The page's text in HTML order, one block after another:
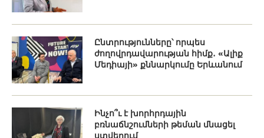
Ընտրությունները՝ որպես
ժողովրդավարության հիմք․ «Ալիք
Մեդիայի» քննարկումը Երևանում
Ինչո՞ւ է խորհրդային
բռնաճնշումների թեման մնացել
ստվերում